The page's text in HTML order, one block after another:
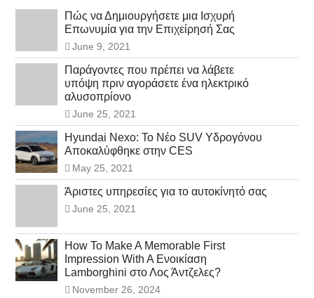
Πώς να Δημιουργήσετε μια Ισχυρή
Επωνυμία για την Επιχείρησή Σας
June 9, 2021
Παράγοντες που πρέπει να λάβετε
υπόψη πριν αγοράσετε ένα ηλεκτρικό
αλυσοπρίονο
June 25, 2021
Hyundai Nexo: Το Νέο SUV Υδρογόνου
Αποκαλύφθηκε στην CES
May 25, 2021
Άριστες υπηρεσίες για το αυτοκίνητό σας
June 25, 2021
How To Make A Memorable First
Impression With A Ενοικίαση
Lamborghini στο Λος Άντζελες?
November 26, 2024